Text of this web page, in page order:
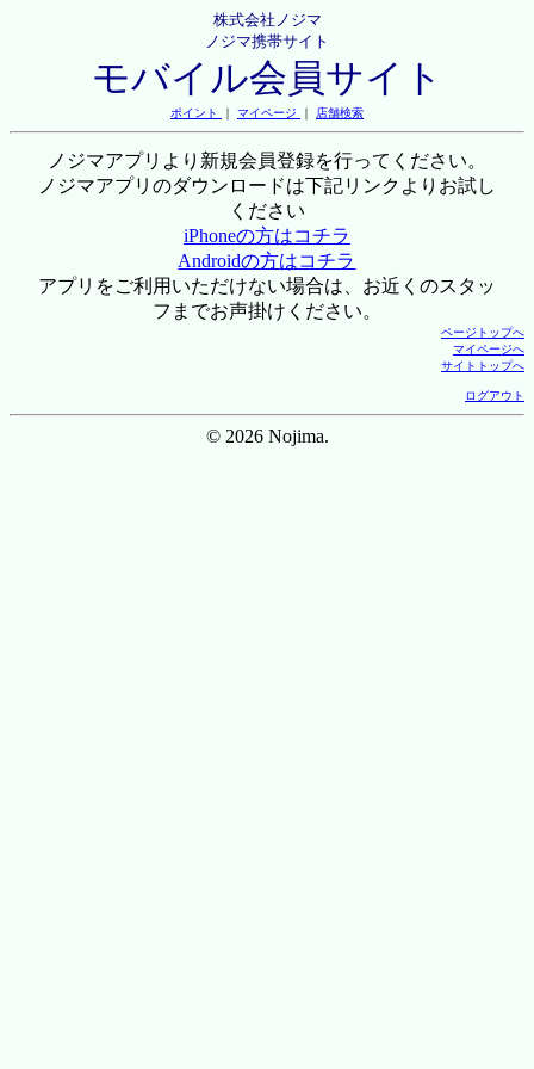
株式会社ノジマ
ノジマ携帯サイト
モバイル会員サイト
ポイント ｜ マイページ ｜ 店舗検索
ノジマアプリより新規会員登録を行ってください。
ノジマアプリのダウンロードは下記リンクよりお試し
ください
iPhoneの方はコチラ
Androidの方はコチラ
アプリをご利用いただけない場合は、お近くのスタッ
フまでお声掛けください。
ページトップへ
マイページへ
サイトトップへ
ログアウト
© 2026 Nojima.